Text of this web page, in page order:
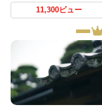
11,300ビュー